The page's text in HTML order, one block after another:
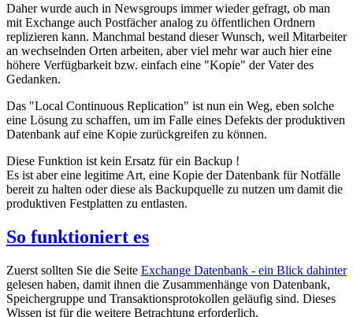
Daher wurde auch in Newsgroups immer wieder gefragt, ob man
mit Exchange auch Postfächer analog zu öffentlichen Ordnern
replizieren kann. Manchmal bestand dieser Wunsch, weil Mitarbeiter
an wechselnden Orten arbeiten, aber viel mehr war auch hier eine
höhere Verfügbarkeit bzw. einfach eine "Kopie" der Vater des
Gedanken.
Das "Local Continuous Replication" ist nun ein Weg, eben solche
eine Lösung zu schaffen, um im Falle eines Defekts der produktiven
Datenbank auf eine Kopie zurückgreifen zu können.
Diese Funktion ist kein Ersatz für ein Backup !
Es ist aber eine legitime Art, eine Kopie der Datenbank für Notfälle
bereit zu halten oder diese als Backupquelle zu nutzen um damit die
produktiven Festplatten zu entlasten.
So funktioniert es
Zuerst sollten Sie die Seite Exchange Datenbank - ein Blick dahinter
gelesen haben, damit ihnen die Zusammenhänge von Datenbank,
Speichergruppe und Transaktionsprotokollen geläufig sind. Dieses
Wissen ist für die weitere Betrachtung erforderlich.